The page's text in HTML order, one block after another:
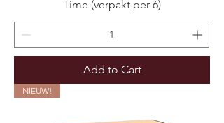
Time (verpakt per 6)
Add to Cart
NIEUW!